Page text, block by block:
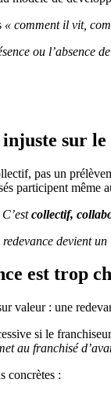
« comment il vit,
ou l’absence
sur
pas un
participent
collectif,
devient
est trop
valeur : une
si le
au franchisé
concrètes :